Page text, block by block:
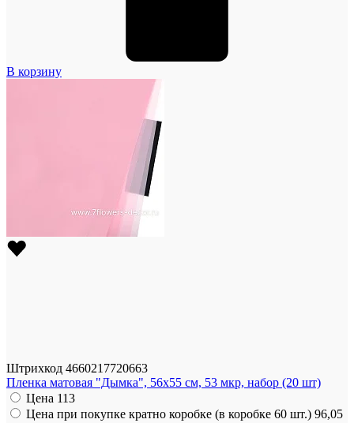
В корзину
Штрихкод 4660217720663
Пленка матовая "Дымка", 56x55 см, 53 мкр, набор (20 шт)
Цена 113
Цена при покупке кратно коробке (в коробке 60 шт.) 96,05